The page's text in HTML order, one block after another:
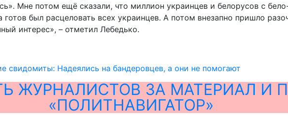
Мне потом ещё сказали, что миллион украинцев и белорусов с
был расцеловать всех украинцев. А потом внезапно пришло
интерес», – отметил Лебедько.
свидомиты: Надеялись на бандеровцев, а они не помогают
ЖУРНАЛИСТОВ ЗА МАТЕРИАЛ И
«ПОЛИТНАВИГАТОР»